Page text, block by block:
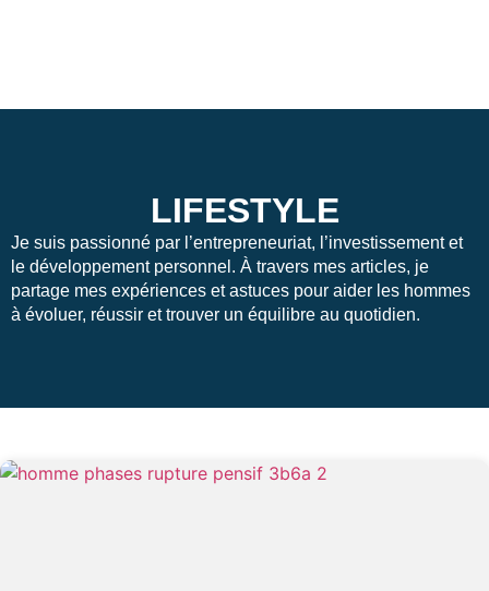
LIFESTYLE
Je suis passionné par l’entrepreneuriat, l’investissement et
le développement personnel. À travers mes articles, je
partage mes expériences et astuces pour aider les hommes
à évoluer, réussir et trouver un équilibre au quotidien.